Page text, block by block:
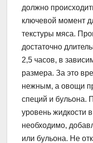
должно
ключевой момент
текстуры мяса.
достаточно
2,5 часов, в
размера. За это
нежным, а овощи
специй и бульона.
уровень жидкости
необходимо,
или бульона. Не